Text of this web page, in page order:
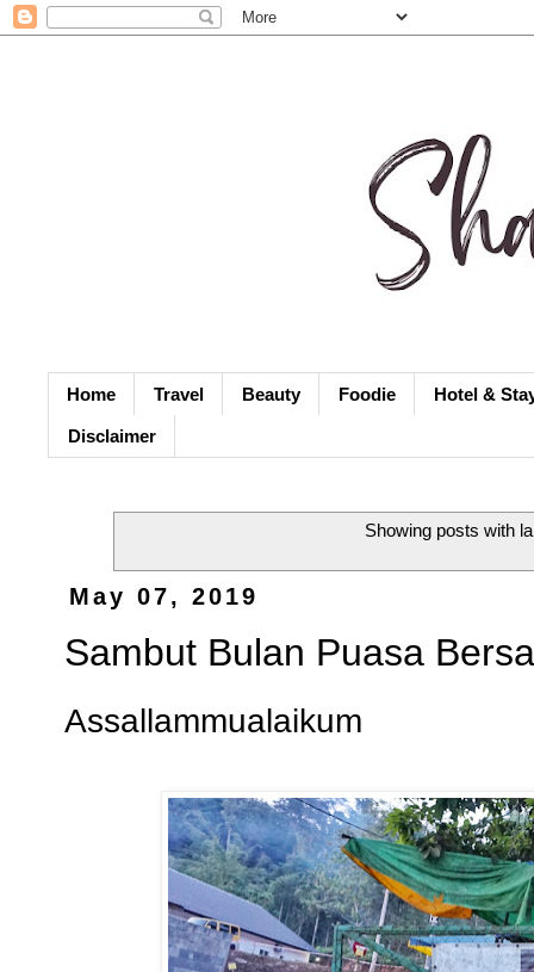
Home Travel Beauty Foodie Hotel &
Disclaimer
Showing posts with
May 07, 2019
Sambut Bulan Puasa
Assallammualaikum